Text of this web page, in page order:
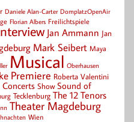
Daniele Alan-Carter DomplatzOpenAir
Florian Albers Freilichtspiele
Jan Ammann Jan
Mark Seibert Maya
Musical Oberhausen
Premiere Roberta Valentini
Show Sound of
Tecklenburg The 12 Tenors
Theater Magdeburg
Wien